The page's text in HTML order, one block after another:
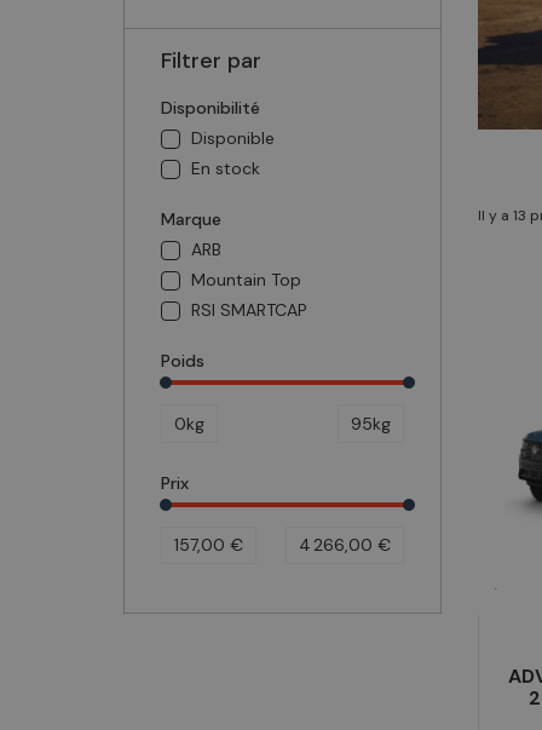
Filtrer par
Disponibilité
Disponible
En stock
Marque
ARB
Mountain Top
RSI SMARTCAP
Poids
0kg 95kg
Prix
157,00 € 4 266,00 €
Il y a 13